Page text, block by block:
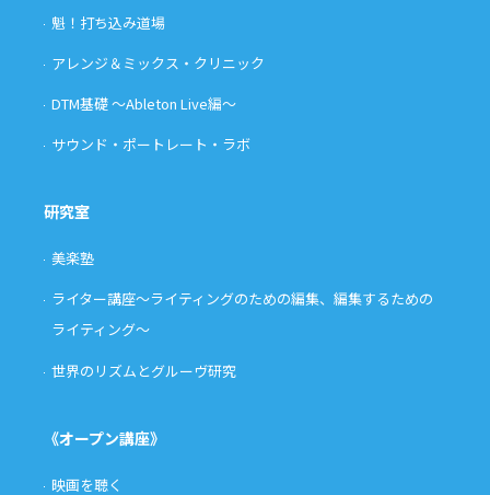
魁！打ち込み道場
アレンジ＆ミックス・クリニック
DTM基礎 〜Ableton Live編〜
サウンド・ポートレート・ラボ
研究室
美楽塾
ライター講座〜ライティングのための編集、編集するための
ライティング〜
世界のリズムとグルーヴ研究
《オープン講座》
映画を聴く